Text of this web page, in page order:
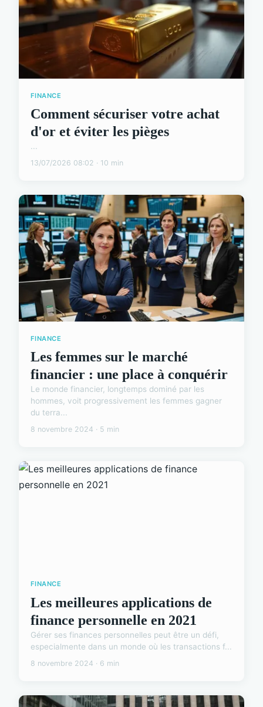
FINANCE
Comment sécuriser votre achat
d'or et éviter les pièges
...
13/07/2026 08:02 · 10 min
FINANCE
Les femmes sur le marché
financier : une place à conquérir
Le monde financier, longtemps dominé par les
hommes, voit progressivement les femmes gagner
du terra...
8 novembre 2024 · 5 min
FINANCE
Les meilleures applications de
finance personnelle en 2021
Gérer ses finances personnelles peut être un défi,
especialmente dans un monde où les transactions f...
8 novembre 2024 · 6 min